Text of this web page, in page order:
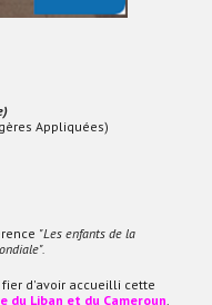
Appliquées)
"Les enfants de la
fier d'avoir accueilli cette
du Liban et du Cameroun